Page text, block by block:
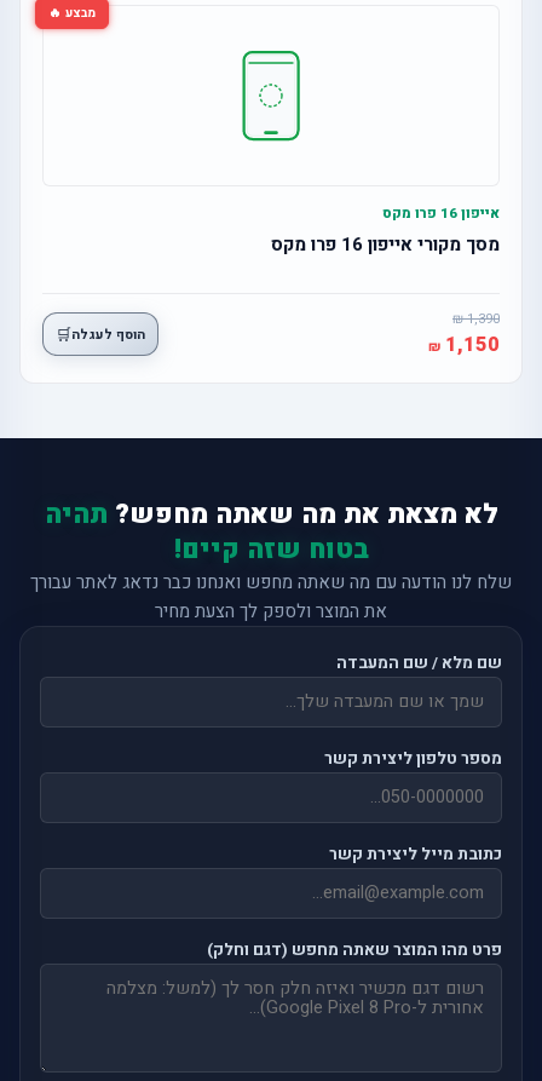
מבצע 🔥
אייפון 16 פרו מקס
מסך מקורי אייפון 16 פרו מקס
1,390
1,150 הוסף לעגלה🛒
לא מצאת את מה שאתה מחפש? תהיה
בטוח שזה קיים!
שלח לנו הודעה עם מה שאתה מחפש ואנחנו כבר נדאג לאתר עבורך
את המוצר ולספק לך הצעת מחיר
שם מלא / שם המעבדה
מספר טלפון ליצירת קשר
כתובת מייל ליצירת קשר
פרט מהו המוצר שאתה מחפש (דגם וחלק)